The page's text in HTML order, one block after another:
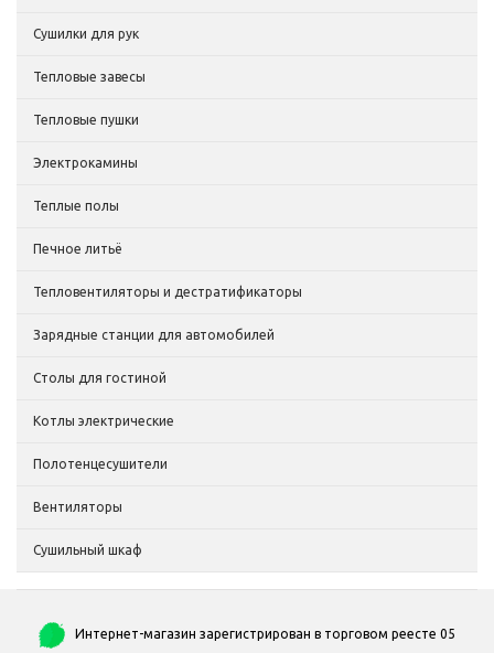
Сушилки для рук
Тепловые завесы
Тепловые пушки
Электрокамины
Теплые полы
Печное литьё
Тепловентиляторы и дестратификаторы
Зарядные станции для автомобилей
Столы для гостиной
Котлы электрические
Полотенцесушители
Вентиляторы
Сушильный шкаф
Интернет-магазин зарегистрирован в торговом реесте 05